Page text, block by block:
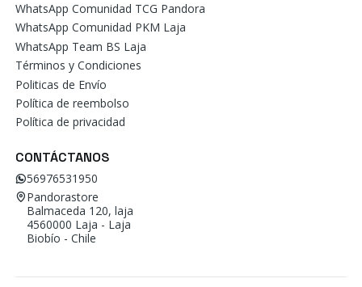
WhatsApp Comunidad TCG Pandora
WhatsApp Comunidad PKM Laja
WhatsApp Team BS Laja
Términos y Condiciones
Politicas de Envío
Política de reembolso
Política de privacidad
CONTÁCTANOS
56976531950
Pandorastore
Balmaceda 120, laja
4560000 Laja - Laja
Biobío - Chile